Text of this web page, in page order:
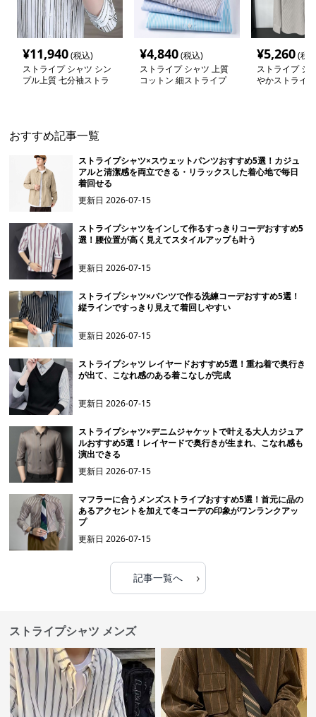
¥11,940(税込)
ストライプ シャツ シン
プル上質 七分袖ストラ
¥4,840(税込)
ストライプ シャツ 上質
コットン 細ストライプ
¥5,260(税
ストライプ シ
やかストライ
おすすめ記事一覧
ストライプシャツ×スウェットパンツおすすめ5選！カジュ
アルと清潔感を両立できる・リラックスした着心地で毎日
着回せる
更新日2026-07-15
ストライプシャツをインして作るすっきりコーデおすすめ5
選！腰位置が高く見えてスタイルアップも叶う
更新日2026-07-15
ストライプシャツ×パンツで作る洗練コーデおすすめ5選！
縦ラインですっきり見えて着回しやすい
更新日2026-07-15
ストライプシャツ レイヤードおすすめ5選！重ね着で奥行き
が出て、こなれ感のある着こなしが完成
更新日2026-07-15
ストライプシャツ×デニムジャケットで叶える大人カジュア
ルおすすめ5選！レイヤードで奥行きが生まれ、こなれ感も
演出できる
更新日2026-07-15
マフラーに合うメンズストライプおすすめ5選！首元に品の
あるアクセントを加えて冬コーデの印象がワンランクアッ
プ
更新日2026-07-15
記事一覧へ ›
ストライプシャツ メンズ